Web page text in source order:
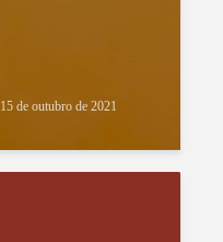
15 de outubro de 2021